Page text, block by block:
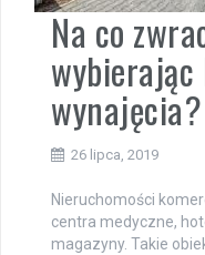
Na co
wybierając
wynajęcia?
26 lipca, 2019
Nieruchomości
centra medyczne,
magazyny. Takie